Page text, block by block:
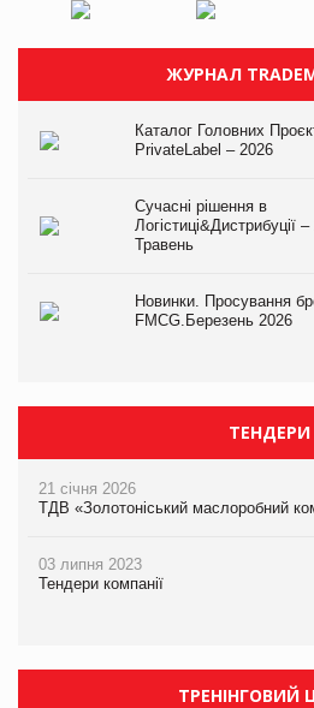
ЖУРНАЛ
Каталог Головних
PrivateLabel – 2026
Сучасні рішення в
Логістиці&Дистрибуції –
Травень
Новинки. Просування
FMCG.Березень 2026
ТЕНДЕРИ
21 січня 2026
ТДВ «Золотоніський маслоробний
03 липня 2023
Тендери компанії
ТРЕНІНГОВИЙ